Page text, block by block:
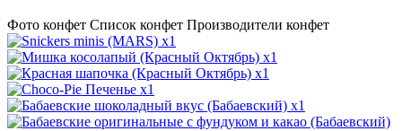
Фото конфет Список конфет Производители конфет
x1
x1
x1
x1
x1